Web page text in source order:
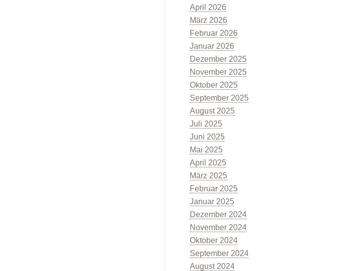
April 2026
März 2026
Februar 2026
Januar 2026
Dezember 2025
November 2025
Oktober 2025
September 2025
August 2025
Juli 2025
Juni 2025
Mai 2025
April 2025
März 2025
Februar 2025
Januar 2025
Dezember 2024
November 2024
Oktober 2024
September 2024
August 2024